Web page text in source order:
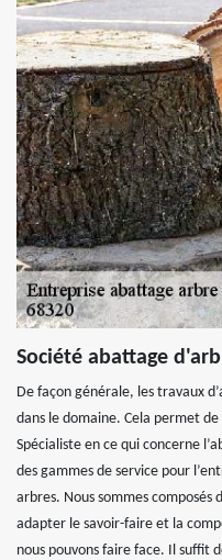
Société abattage
De façon générale, les travaux
dans le domaine. Cela permet
Spécialiste en ce qui concerne
des gammes de service pour
arbres. Nous sommes composés
adapter le savoir-faire et la
nous pouvons faire face. Il suffit